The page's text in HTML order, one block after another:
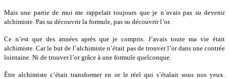
Mais une partie de moi me rappelait toujours que je n’avais pas su devenir
alchimiste. Pas su découvrir la formule, pas su découvrir l’or.
Ce n’est que des années après que je compris. J’avais toute ma vie était
alchimiste. Car le but de l’alchimiste n’était pas de trouver l’or dans une contrée
lointaine. Ni de trouver l’or grâce à une formule quelconque.
Être alchimiste c’était transformer en or le réel qui s’étalait sous nos yeux.